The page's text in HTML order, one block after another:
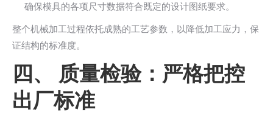
确保模具的各项尺寸数据符合既定的设计图纸要求。
整个机械加工过程依托成熟的工艺参数，以降低加工应力，保
证结构的标准度。
四、 质量检验：严格把控
出厂标准